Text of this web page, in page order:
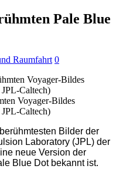
Pale Blue
Raumfahrt 0
Voyager-Bildes
Caltech)
Bilder der
Laboratory (JPL) der
neue Version der
Blue Dot bekannt ist.